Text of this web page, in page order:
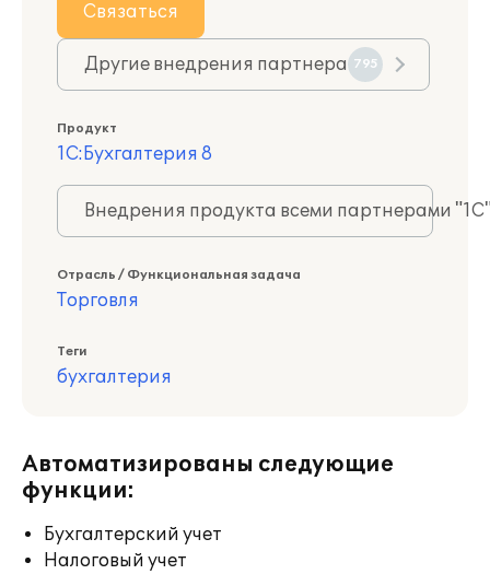
Связаться
Другие внедрения партнера 795
Продукт
1С:Бухгалтерия 8
Внедрения продукта всеми партнерами
Отрасль / Функциональная задача
Торговля
Теги
бухгалтерия
Автоматизированы следующие
функции:
Бухгалтерский учет
Налоговый учет